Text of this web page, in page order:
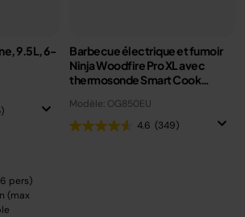
9.5L, 6-
pers)
(max
Barbecue électrique et fumoir
Ninja Woodfire Pro XL avec
thermosonde Smart Cook
Modèle: OG850EU
4.6 (349)